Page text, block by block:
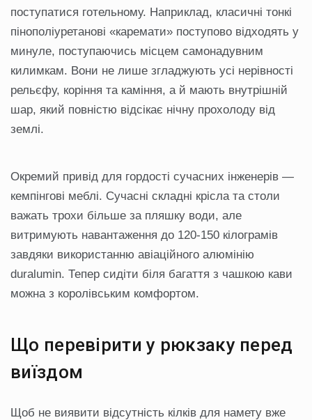
поступатися готельному. Наприклад, класичні тонкі
пінополіуретанові «каремати» поступово відходять у
минуле, поступаючись місцем самонадувним
килимкам. Вони не лише згладжують усі нерівності
рельєфу, коріння та каміння, а й мають внутрішній
шар, який повністю відсікає нічну прохолоду від
землі.
Окремий привід для гордості сучасних інженерів —
кемпінгові меблі. Сучасні складні крісла та столи
важать трохи більше за пляшку води, але
витримують навантаження до 120-150 кілограмів
завдяки використанню авіаційного алюмінію
duralumin. Тепер сидіти біля багаття з чашкою кави
можна з королівським комфортом.
Що перевірити у рюкзаку перед
виїздом
Щоб не виявити відсутність кілків для намету вже